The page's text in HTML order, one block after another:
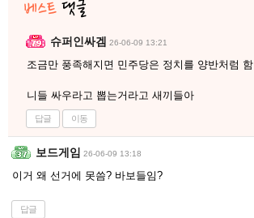
슈퍼인싸겜 26-06-09 13:21
조금만 풍족해지면 민주당은 정치를 양반처럼 함
니들 싸우라고 뽑는거라고 새끼들아
답글 이동
보드게임 26-06-09 13:18
이거 왜 선거에 못씀? 바보들임?
답글